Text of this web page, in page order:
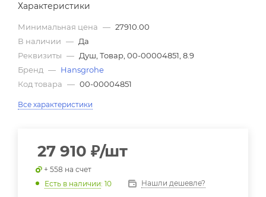
Характеристики
Минимальная цена — 27910.00
В наличии — Да
Реквизиты — Душ, Товар, 00-00004851, 8.9
Бренд — Hansgrohe
Код товара — 00-00004851
Все характеристики
27 910 ₽/шт
+ 558 на счет
Есть в наличии: 10 Нашли дешевле?